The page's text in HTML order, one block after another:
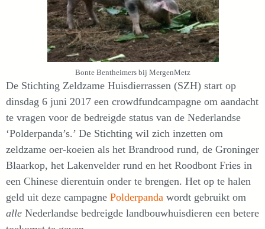
Bonte Bentheimers bij MergenMetz
De Stichting Zeldzame Huisdierrassen (SZH) start op
dinsdag 6 juni 2017 een crowdfundcampagne om aandacht
te vragen voor de bedreigde status van de Nederlandse
‘Polderpanda’s.’ De Stichting wil zich inzetten om
zeldzame oer-koeien als het Brandrood rund, de Groninger
Blaarkop, het Lakenvelder rund en het Roodbont Fries in
een Chinese dierentuin onder te brengen. Het op te halen
geld uit deze campagne Polderpanda wordt gebruikt om
alle Nederlandse bedreigde landbouwhuisdieren een betere